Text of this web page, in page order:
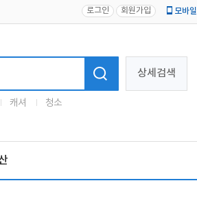
로그인 회원가입 모바일
상세검색
캐셔 청소